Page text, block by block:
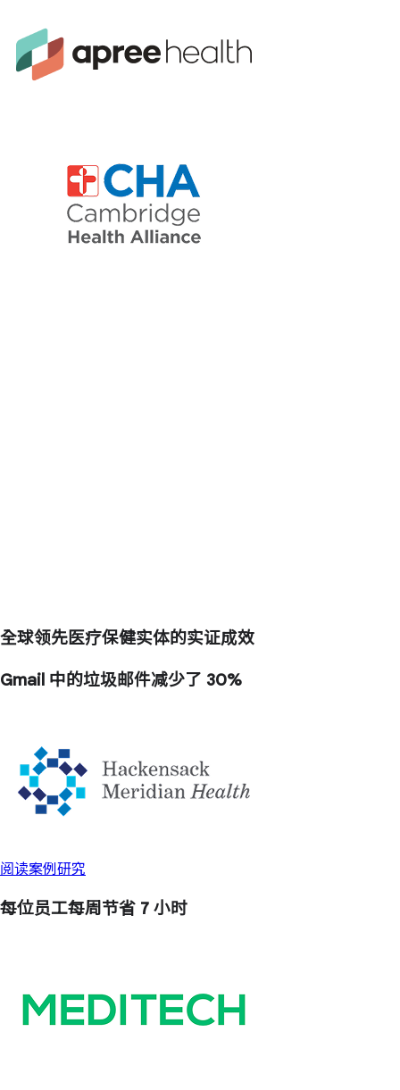
全球领先医疗保健实体的实证成效
Gmail 中的垃圾邮件减少了 30%
阅读案例研究
每位员工每周节省 7 小时